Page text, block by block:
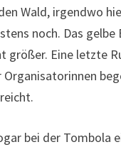
Wald, irgendwo
noch. Das
Eine letzte
bei der Tombola